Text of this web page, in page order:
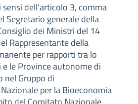
dell’articolo 3, comma
Segretario generale della
dei Ministri del 14
Rappresentante della
per rapporti tra lo
e le Province autonome di
nel Gruppo di
per la Bioeconomia